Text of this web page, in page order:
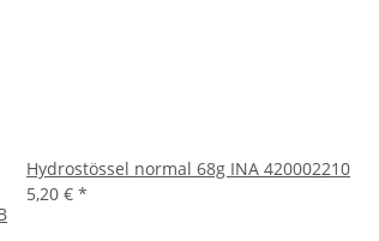
Hydrostössel normal 68g INA 420002210
5,20 € *